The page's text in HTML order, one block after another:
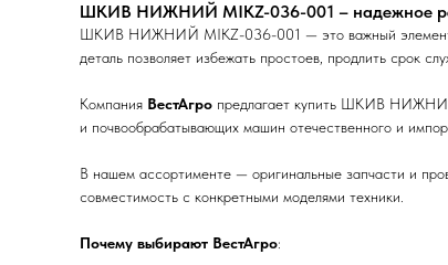
ШКИВ НИЖНИЙ MIKZ-036-001 – надежное
ШКИВ НИЖНИЙ MIKZ-036-001 — это важный элемент
деталь позволяет избежать простоев, продлить срок
Компания ВестАгро предлагает купить ШКИВ НИЖНИЙ
и почвообрабатывающих машин отечественного и
В нашем ассортименте — оригинальные запчасти и
совместимость с конкретными моделями техники.
Почему выбирают ВестАгро: